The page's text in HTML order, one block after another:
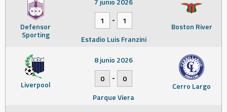
Defensor
Sporting
Boston River
1
-
1
Estadio Luis Franzini
Liverpool Cerro Largo
8 junio 2026
0
-
0
Parque Viera